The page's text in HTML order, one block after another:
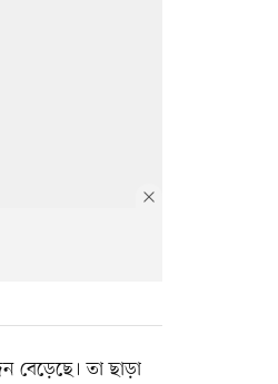
বেড়েছে। তা ছাড়া